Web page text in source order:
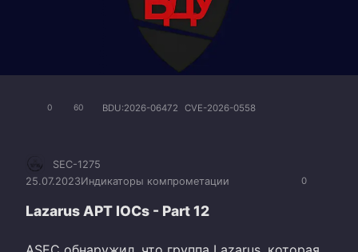
0 60 BDU:2026-06472 CVE-2026-0558
0
SEC-1275
25.07.2023Индикаторы компрометации
Lazarus APT IOCs - Part 12